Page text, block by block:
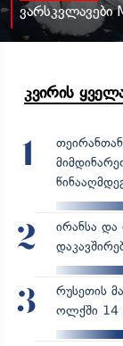
კვირის
1
2
ირანსა და
3
რუსეთის
ოლქში 14